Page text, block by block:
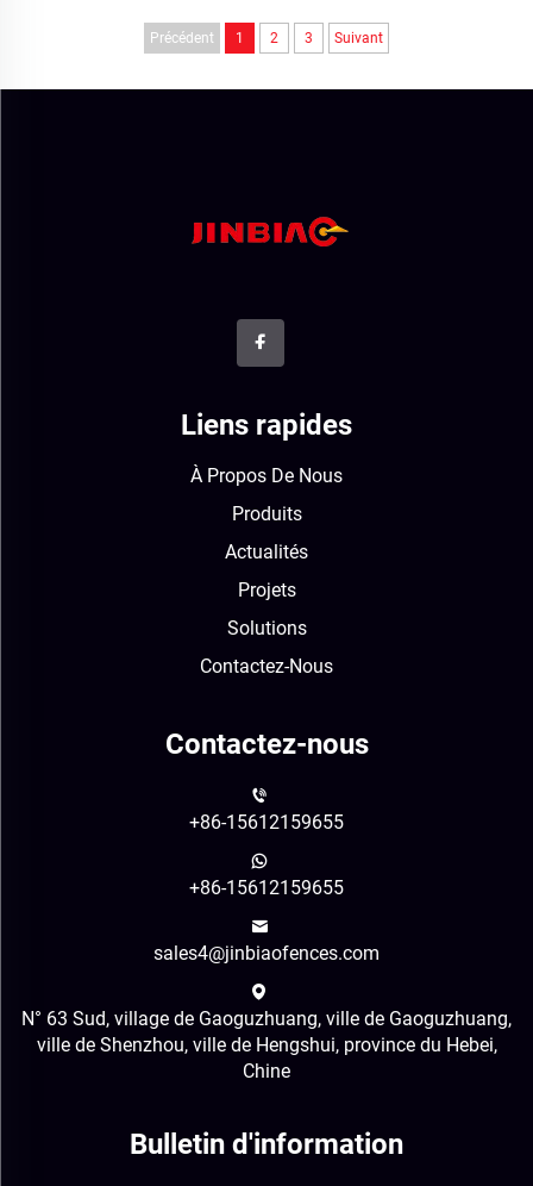
Précédent 1 2 3 Suivant
Liens rapides
À Propos De Nous
Produits
Actualités
Projets
Solutions
Contactez-Nous
Contactez-nous
+86-15612159655
+86-15612159655
sales4@jinbiaofences.com
N° 63 Sud, village de Gaoguzhuang, ville de Gaoguzhuang,
ville de Shenzhou, ville de Hengshui, province du Hebei,
Chine
Bulletin d'information